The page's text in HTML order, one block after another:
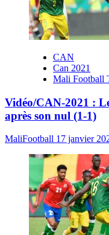
CAN
Can 2021
Mali Football
Vidéo/CAN-2021 :
après son nul (1-1)
MaliFootball 17 janvier